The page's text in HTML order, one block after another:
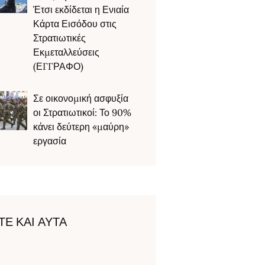
Έτσι εκδίδεται η Ενιαία
Κάρτα Εισόδου στις
Στρατιωτικές
Εκμεταλλεύσεις
(ΕΓΓΡΑΦΟ)
Σε οικονομική ασφυξία
οι Στρατιωτικοί: Το 90%
κάνει δεύτερη «μαύρη»
εργασία
ΚΑΙ ΑΥΤΑ